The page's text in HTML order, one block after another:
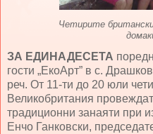
Четирите
ЗА ЕДИНАДЕСЕТА
гости „ЕкоАрт” в с.
реч. От 11-ти до 20 юли
Великобритания
традиционни занаяти при
Енчо Ганковски,